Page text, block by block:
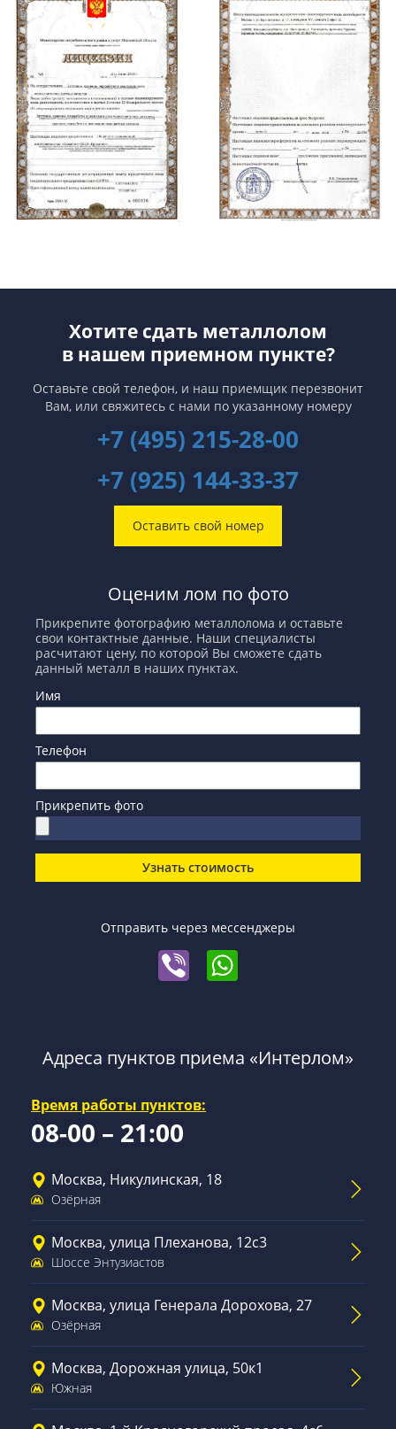
Хотите сдать металлолом
в нашем приемном пункте?
Оставьте свой телефон, и наш приемщик перезвонит
Вам, или свяжитесь с нами по указанному номеру
+7 (495) 215-28-00
+7 (925) 144-33-37
Оставить свой номер
Оценим лом по фото
Прикрепите фотографию металлолома и оставьте
свои контактные данные. Наши специалисты
расчитают цену, по которой Вы сможете сдать
данный металл в наших пунктах.
Имя
Телефон
Прикрепить фото
Узнать стоимость
Отправить через мессенджеры
Адреса пунктов приема «Интерлом»
Время работы пунктов:
08-00 – 21:00
Москва, Никулинская, 18
Озёрная
Москва, улица Плеханова, 12с3
Шоссе Энтузиастов
Москва, улица Генерала Дорохова, 27
Озёрная
Москва, Дорожная улица, 50к1
Южная